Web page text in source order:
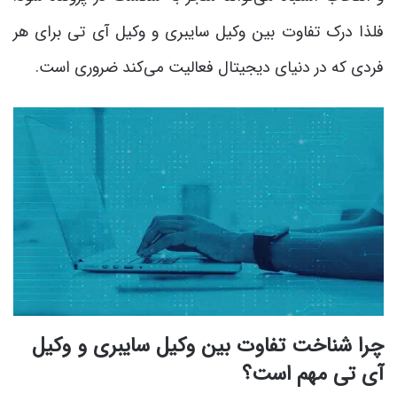
فلذا درک تفاوت بین وکیل سایبری و وکیل آی تی برای هر
فردی که در دنیای دیجیتال فعالیت می‌کند ضروری است.
چرا شناخت تفاوت بین وکیل سایبری و وکیل
آی تی مهم است؟